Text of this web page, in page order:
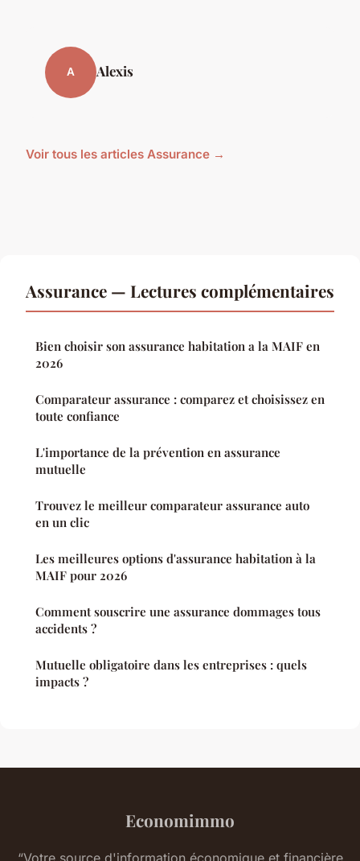
A Alexis
Voir tous les articles Assurance →
Assurance — Lectures complémentaires
Bien choisir son assurance habitation a la MAIF en
2026
Comparateur assurance : comparez et choisissez en
toute confiance
L'importance de la prévention en assurance
mutuelle
Trouvez le meilleur comparateur assurance auto
en un clic
Les meilleures options d'assurance habitation à la
MAIF pour 2026
Comment souscrire une assurance dommages tous
accidents ?
Mutuelle obligatoire dans les entreprises : quels
impacts ?
Economimmo
“Votre source d'information économique et financière